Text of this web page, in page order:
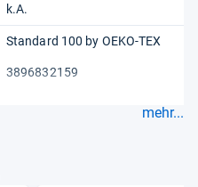
k.A.
Standard 100 by OEKO-TEX
3896832159
mehr...